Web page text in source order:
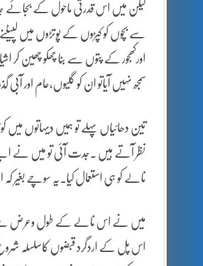
لیکن میں اس قدرتی ماحول کے بجائے
سے بچوں کو کپڑوں کے پوتڑوں میں
اورکھجور کے پتوں سے بنا چھکو چھین کر
سمجھ نہیں آیاتو ان کو گلیوں،عام اور آبی
تین دھائیاں پہلے تو ہمیں دیہاتوں
نظر آتے ہیں ۔جدت آئی تو میں نے
نالے کو ہی استعمال کیا۔یہ سوچے
میں نے اس نالے کے طول وعرض سے چن
اس پل کے اردگرد قبضوں کاسلسلہ